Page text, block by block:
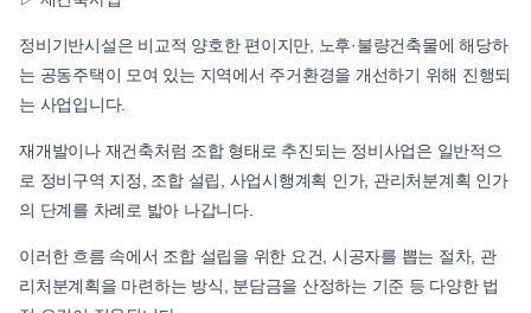
정비기반시설은 비교적 양호한 편이지만, 노후·불량건축물에 해당하
는 공동주택이 모여 있는 지역에서 주거환경을 개선하기 위해 진행되
는 사업입니다.
재개발이나 재건축처럼 조합 형태로 추진되는 정비사업은 일반적으
로 정비구역 지정, 조합 설립, 사업시행계획 인가, 관리처분계획 인가
의 단계를 차례로 밟아 나갑니다.
이러한 흐름 속에서 조합 설립을 위한 요건, 시공자를 뽑는 절차, 관
리처분계획을 마련하는 방식, 분담금을 산정하는 기준 등 다양한 법